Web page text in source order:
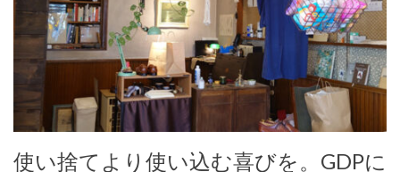
使い捨てより使い込む喜びを。GDPに